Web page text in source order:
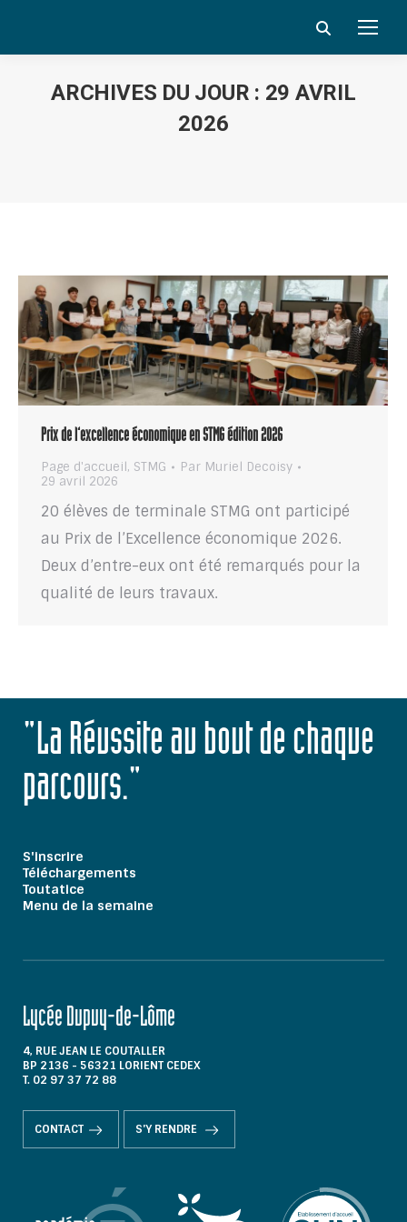
Search:
ARCHIVES DU JOUR : 29 AVRIL
2026
Prix de l’excellence économique en STMG édition 2026
Page d'accueil, STMG Par Muriel Decoisy
29 avril 2026
20 élèves de terminale STMG ont participé
au Prix de l’Excellence économique 2026.
Deux d’entre-eux ont été remarqués pour la
qualité de leurs travaux.
"La Réussite au bout de chaque
parcours."
S'inscrire
Téléchargements
Toutatice
Menu de la semaine
Lycée Dupuy-de-Lôme
4, RUE JEAN LE COUTALLER
BP 2136 - 56321 LORIENT CEDEX
T. 02 97 37 72 88
CONTACT S'Y RENDRE